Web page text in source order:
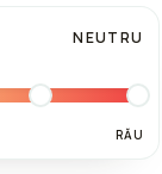
NEUTRU
RĂU